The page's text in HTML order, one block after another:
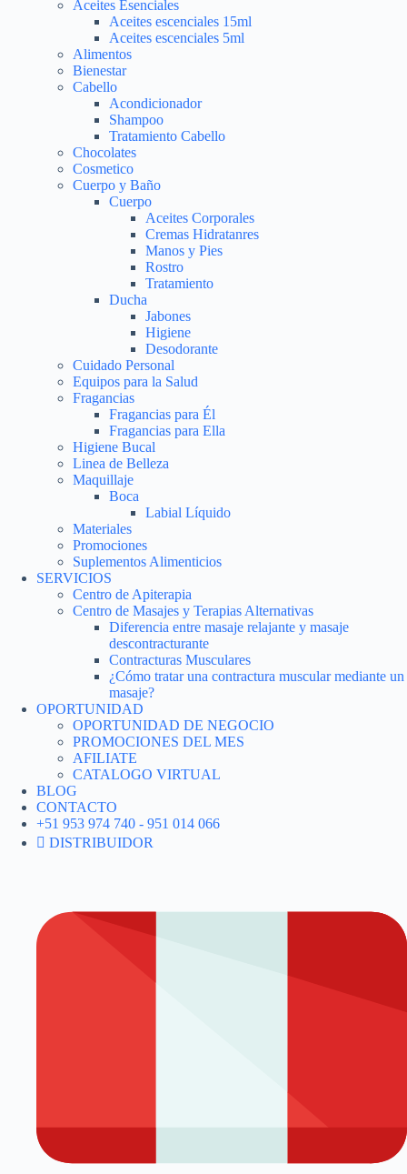
Aceites Esenciales
Aceites escenciales 15ml
Aceites escenciales 5ml
Alimentos
Bienestar
Cabello
Acondicionador
Shampoo
Tratamiento Cabello
Chocolates
Cosmetico
Cuerpo y Baño
Cuerpo
Aceites Corporales
Cremas Hidratanres
Manos y Pies
Rostro
Tratamiento
Ducha
Jabones
Higiene
Desodorante
Cuidado Personal
Equipos para la Salud
Fragancias
Fragancias para Él
Fragancias para Ella
Higiene Bucal
Linea de Belleza
Maquillaje
Boca
Labial Líquido
Materiales
Promociones
Suplementos Alimenticios
SERVICIOS
Centro de Apiterapia
Centro de Masajes y Terapias Alternativas
Diferencia entre masaje relajante y masaje
descontracturante
Contracturas Musculares
¿Cómo tratar una contractura muscular mediante un
masaje?
OPORTUNIDAD
OPORTUNIDAD DE NEGOCIO
PROMOCIONES DEL MES
AFILIATE
CATALOGO VIRTUAL
BLOG
CONTACTO
+51 953 974 740 - 951 014 066
DISTRIBUIDOR